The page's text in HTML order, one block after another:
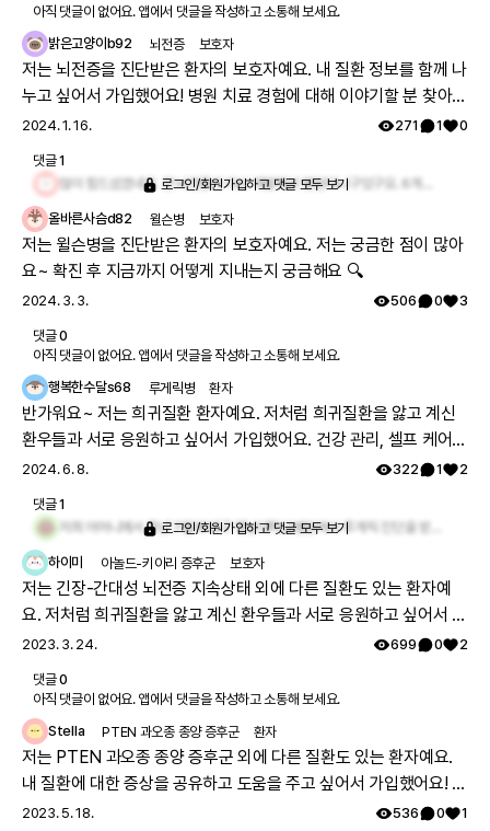
아직 댓글이 없어요. 앱에서 댓글을 작성하고 소통해 보세요.
밝은고양이b92
뇌전증 보호자
저는 뇌전증을 진단받은 환자의 보호자예요. 내 질환 정보를 함께 나
누고 싶어서 가입했어요! 병원 치료 경험에 대해 이야기할 분 찾아요
🏥
2024. 1. 16. 271 1 0
댓글1
로그인/회원가입하고 댓글 모두 보기
올바른사슴d82 윌슨병 보호자
저는 윌슨병을 진단받은 환자의 보호자예요. 저는 궁금한 점이 많아
요~ 확진 후 지금까지 어떻게 지내는지 궁금해요 🔍
2024. 3. 3. 506 0 3
댓글0
아직 댓글이 없어요. 앱에서 댓글을 작성하고 소통해 보세요.
행복한수달s68
루게릭병 환자
반가워요~ 저는 희귀질환 환자예요. 저처럼 희귀질환을 앓고 계신
환우들과 서로 응원하고 싶어서 가입했어요. 건강 관리, 셀프 케어
팁 많은 분 찾아요 🩹
2024. 6. 8. 322 1 2
댓글1
로그인/회원가입하고 댓글 모두 보기
하이미 아놀드-키아리 증후군 보호자
저는 긴장-간대성 뇌전증 지속상태 외에 다른 질환도 있는 환자예
요. 저처럼 희귀질환을 앓고 계신 환우들과 서로 응원하고 싶어서 가
입했어요. 🏥 병원 치료에 대해 이야기하실 분~!
2023. 3. 24. 699 0 2
댓글0
아직 댓글이 없어요. 앱에서 댓글을 작성하고 소통해 보세요.
Stella
PTEN 과오종 종양 증후군 환자
저는 PTEN 과오종 종양 증후군 외에 다른 질환도 있는 환자예요.
내 질환에 대한 증상을 공유하고 도움을 주고 싶어서 가입했어요! 확
진 후 경험담 공유 바래요💪🏻
2023. 5. 18. 536 0 1